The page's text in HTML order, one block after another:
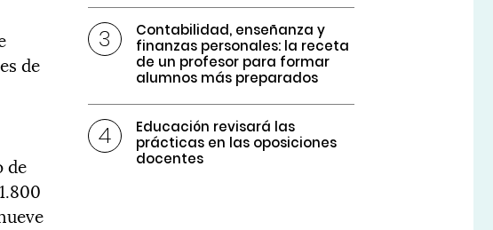
de
de
Contabilidad, enseñanza y
finanzas personales: la receta
de un profesor para formar
alumnos más preparados
Educación revisará las
prácticas en las oposiciones
docentes